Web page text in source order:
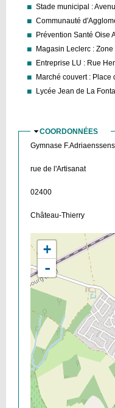
Stade municipal :
Communauté
Prévention Santé Oise
Magasin Leclerc :
Entreprise LU : Rue
Marché couvert : Place
Lycée Jean de La
MASQUER
COORDONNÉES
Gymnase F.Adriaenssens
rue de l'Artisanat
02400
Château-Thierry
+
-